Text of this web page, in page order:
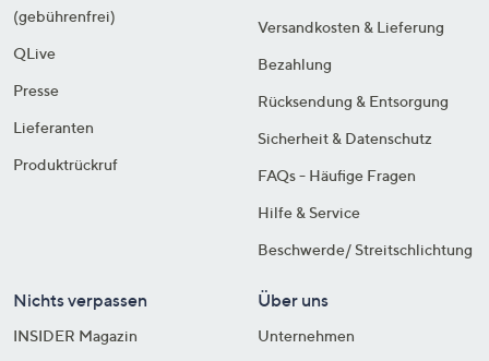
(gebührenfrei)
QLive
Presse
Lieferanten
Produktrückruf
Versandkosten & Lieferung
Bezahlung
Rücksendung & Entsorgung
Sicherheit & Datenschutz
FAQs - Häufige Fragen
Hilfe & Service
Beschwerde/ Streitschlichtung
Nichts verpassen
INSIDER Magazin
Über uns
Unternehmen